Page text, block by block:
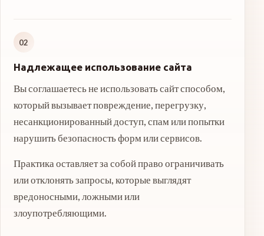
02
Надлежащее использование сайта
Вы соглашаетесь не использовать сайт способом,
который вызывает повреждение, перегрузку,
несанкционированный доступ, спам или попытки
нарушить безопасность форм или сервисов.
Практика оставляет за собой право ограничивать
или отклонять запросы, которые выглядят
вредоносными, ложными или
злоупотребляющими.